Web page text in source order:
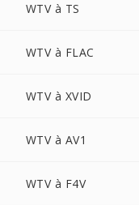
WTV à TS
WTV à FLAC
WTV à XVID
WTV à AV1
WTV à F4V